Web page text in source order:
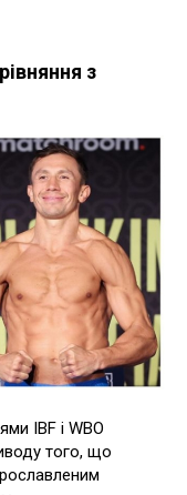
з
IBF і WBO
того, що